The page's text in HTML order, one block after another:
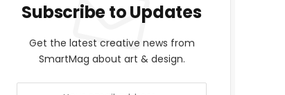
Subscribe to Updates
Get the latest creative news from
SmartMag about art & design.